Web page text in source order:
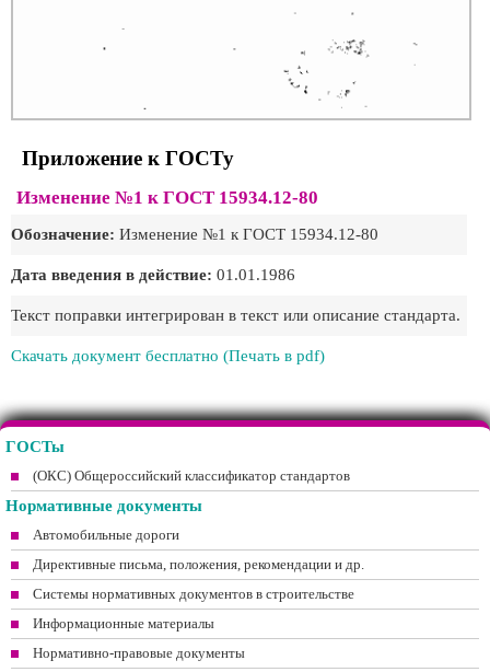
Приложение к ГОСТу
Изменение №1 к ГОСТ 15934.12-80
Обозначение: Изменение №1 к ГОСТ 15934.12-80
Дата введения в действие: 01.01.1986
Текст поправки интегрирован в текст или описание стандарта.
Скачать документ бесплатно (Печать в pdf)
ГОСТы
(ОКС) Общероссийский классификатор стандартов
Нормативные документы
Автомобильные дороги
Директивные письма, положения, рекомендации и др.
Системы нормативных документов в строительстве
Информационные материалы
Нормативно-правовые документы